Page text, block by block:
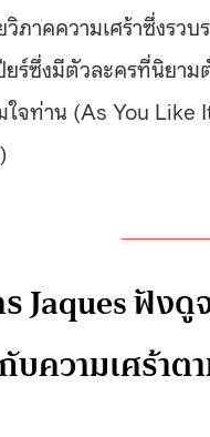
ภาคความเศร้าซึ่งรว
ร์ซึ่งมีตัวละครที่นิยา
จท่าน (As You Like
Jaques ฟังดู
ความเศร้า